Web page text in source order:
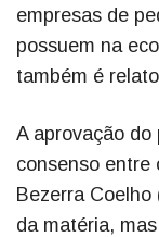
empresas de
possuem na
também é
A aprovação
consenso entre
Bezerra
da matéria,